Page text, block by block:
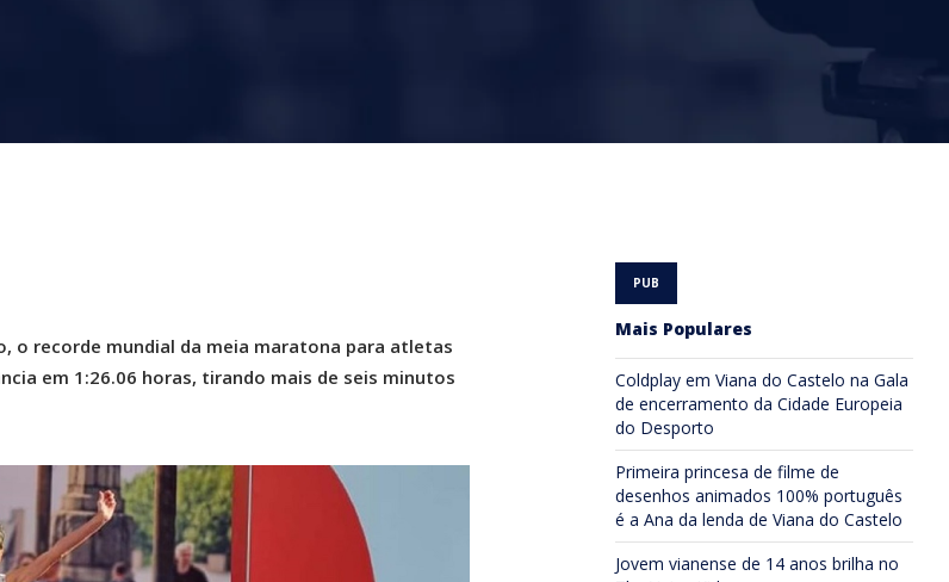
o recorde mundial da meia maratona para atletas
em 1:26.06 horas, tirando mais de seis minutos
Mais Populares
Coldplay em Viana do Castelo na Gala
de encerramento da Cidade Europeia
do Desporto
Primeira princesa de filme de
desenhos animados 100% português
é a Ana da lenda de Viana do Castelo
Jovem vianense de 14 anos brilha no